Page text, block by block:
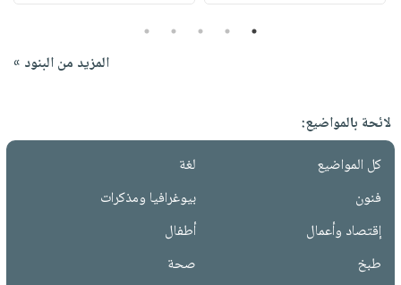
1
2
3
4
5
المزيد من البنود »
لائحة بالمواضيع:
كل المواضيع
لغة
فنون
بيوغرافيا ومذكرات
إقتصاد وأعمال
أطفال
طبخ
صحة